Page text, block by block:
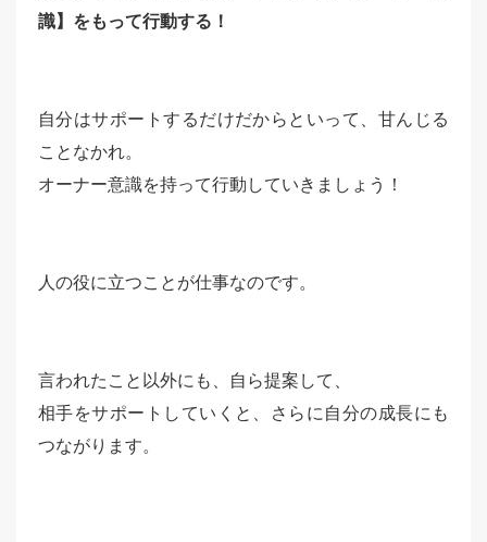
識】をもって行動する！
自分はサポートするだけだからといって、甘んじる
ことなかれ。
オーナー意識を持って行動していきましょう！
人の役に立つことが仕事なのです。
言われたこと以外にも、自ら提案して、
相手をサポートしていくと、さらに自分の成長にも
つながります。